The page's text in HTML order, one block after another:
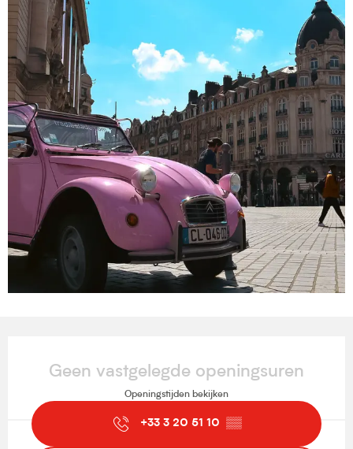
Geen vastgelegde openingsuren
Openingstijden bekijken
+33 3 20 51 10 ▒▒